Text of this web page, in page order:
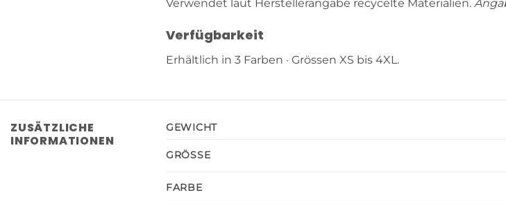
Verwendet laut Herstellerangabe recycelte Materialien.
Verfügbarkeit
Erhältlich in 3 Farben · Grössen XS bis 4XL.
ZUSÄTZLICHE
INFORMATIONEN
GEWICHT
GRÖSSE
FARBE